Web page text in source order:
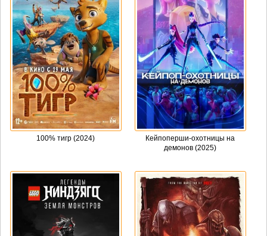
100% тигр (2024)
Кейпоперши-охотницы на
демонов (2025)